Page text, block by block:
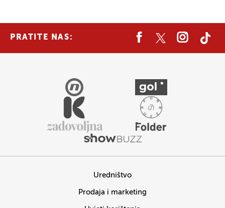
PRATITE NAS:
Uredništvo
Prodaja i marketing